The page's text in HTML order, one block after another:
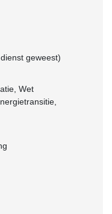
geweest)
Wet